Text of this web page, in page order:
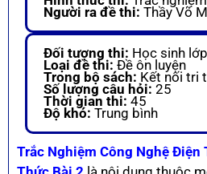
Người ra đề thi: Thầy Võ
Đối tượng thi: Học sinh
Loại đề thi: Đề ôn luyện
Trong bộ sách: Kết nối tri
Số lượng câu hỏi: 25
Thời gian thi: 45
Độ khó: Trung bình
Trắc Nghiệm Công Nghệ Điện